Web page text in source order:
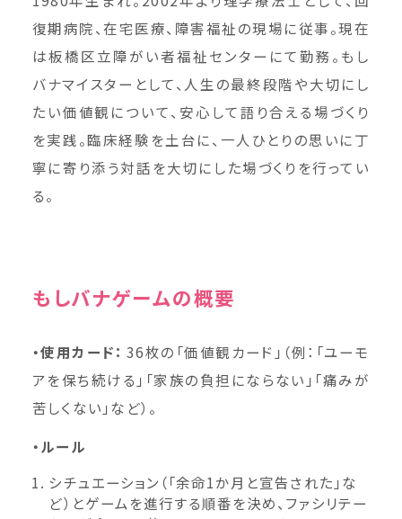
復期病院、在宅医療、障害福祉の現場に従事。現在
は板橋区立障がい者福祉センターにて勤務。もし
バナマイスターとして、人生の最終段階や大切にし
たい価値観について、安心して語り合える場づくり
を実践。臨床経験を土台に、一人ひとりの思いに丁
寧に寄り添う対話を大切にした場づくりを行ってい
る。
もしバナゲームの概要
・使用カード： 36枚の「価値観カード」（例：「ユーモ
アを保ち続ける」「家族の負担にならない」「痛みが
苦しくない」など）。
・ルール
シチュエーション（「余命1か月と宣告された」な
ど）とゲームを進行する順番を決め、ファシリテー